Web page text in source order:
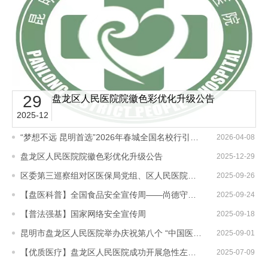
工
就
医
指
南
科
介
29
2025-12
盘龙区人民医院院徽色彩优化升级公告
“梦想不远 昆明首选”2026年春城全国名校行引才活动 2026-04-08
11:19:34
盘龙区人民医院院徽色彩优化升级公告 2025-12-29
16:12:31
区委第三巡察组对区医保局党组、区人民医院党委巡察“回头看”工作动员会召开 2025-09-26
08:35:08
【盘医科普】全国食品安全宣传周——尚德守法 共享食安 2025-09-24
09:54:07
【普法强基】国家网络安全宣传周 2025-09-18
14:51:42
昆明市盘龙区人民医院举办庆祝第八个 “中国医师节”主题大会 2025-09-01
17:24:51
【优质医疗】盘龙区人民医院成功开展急性左心衰应急演练 筑牢患者安全防线 2025-07-09